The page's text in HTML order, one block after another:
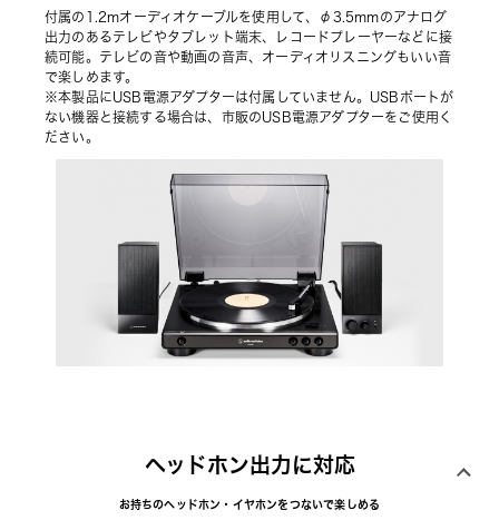
付属の1.2mオーディオケーブルを使⽤して、φ3.5mmのアナログ
出⼒のあるテレビやタブレット端末、レコードプレーヤーなどに接
続可能。テレビの⾳や動画の⾳声、オーディオリスニングもいい⾳
で楽しめます。
※本製品にUSB電源アダプターは付属していません。USBポートが
ない機器と接続する場合は、市販のUSB電源アダプターをご使⽤く
ださい。
ヘッドホン出力に対応
お持ちのヘッドホン・イヤホンをつないで楽しめる